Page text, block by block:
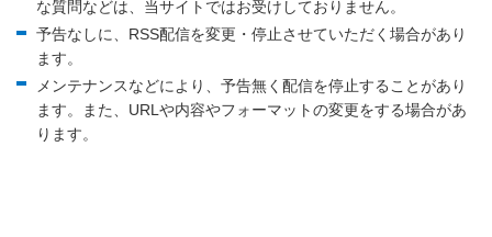
な質問などは、当サイトではお受けしておりません。
予告なしに、RSS配信を変更・停止させていただく場合があり
ます。
メンテナンスなどにより、予告無く配信を停止することがあり
ます。また、URLや内容やフォーマットの変更をする場合があ
ります。